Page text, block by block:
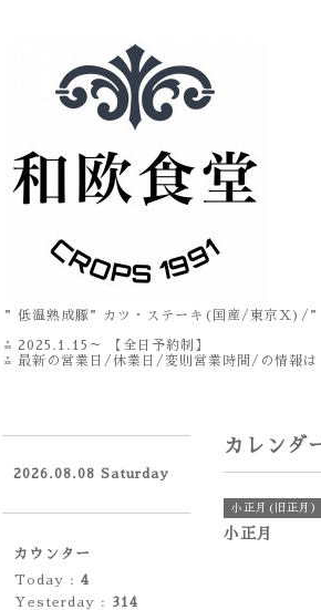
”低温熟成豚”カツ・ステーキ(国産/東京X)/”
⁂ 2025.1.15～ 【全日予約制】
⁂ 最新の営業日/休業日/変則営業時間/の情報
カレンダ
小正月(旧正月）
小正月
2026.08.08 Saturday
カウンター
Today : 4
Yesterday : 314